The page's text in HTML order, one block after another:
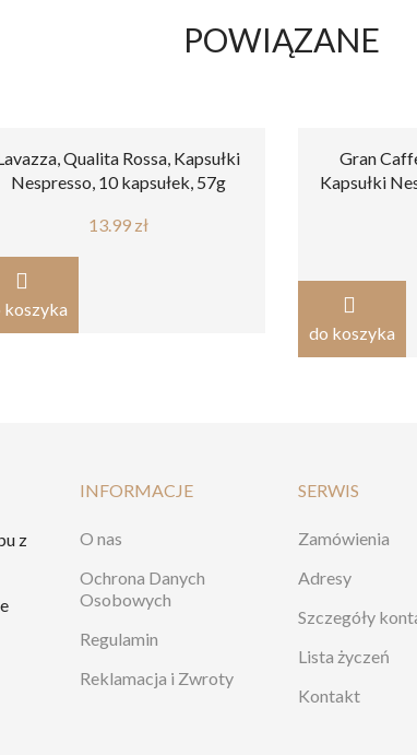
POWIĄZANE
Qualita Rossa, Kapsułki
Nespresso, 10 kapsułek, 57g
13.99 zł
koszyka
Gran
Kapsułki
do koszyka
z
INFORMACJE
O nas
Ochrona Danych
Osobowych
Regulamin
Reklamacja i Zwroty
SERWIS
Zamówienia
Adresy
Szczegóły
Lista życzeń
Kontakt